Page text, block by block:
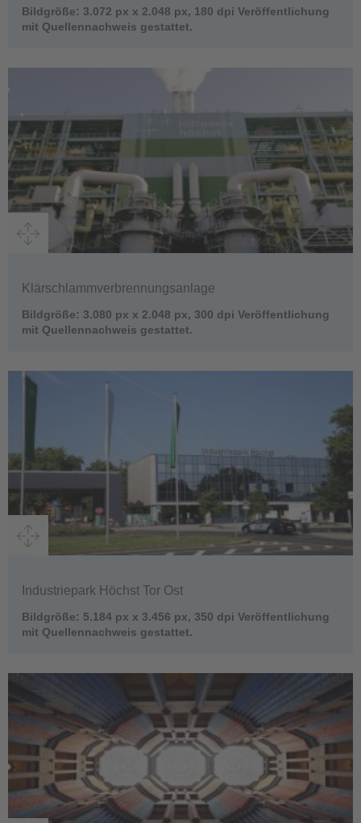
Bildgröße: 3.072 px x 2.048 px, 180 dpi Veröffentlichung
mit Quellennachweis gestattet.
Klärschlammverbrennungsanlage
Bildgröße: 3.080 px x 2.048 px, 300 dpi Veröffentlichung
mit Quellennachweis gestattet.
Industriepark Höchst Tor Ost
Bildgröße: 5.184 px x 3.456 px, 350 dpi Veröffentlichung
mit Quellennachweis gestattet.